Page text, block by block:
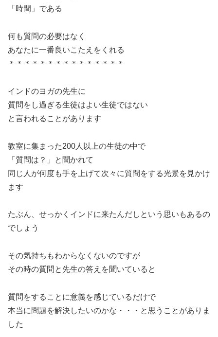
「時間」である
何も質問の必要はなく
あなたに一番良いこたえをくれる
＊＊＊＊＊＊＊＊＊＊＊＊＊＊＊
インドのヨガの先生に
質問をし過ぎる生徒はよい生徒ではない
と言われることがあります
教室に集まった200人以上の生徒の中で
「質問は？」と聞かれて
同じ人が何度も手を上げて次々に質問をする光景を見かけ
ます
たぶん、せっかくインドに来たんだしという思いもあるの
でしょう
その気持ちもわからなくないのですが
その時の質問と先生の答えを聞いていると
質問をすることに意義を感じているだけで
本当に問題を解決したいのかな・・・と思うことがありま
した